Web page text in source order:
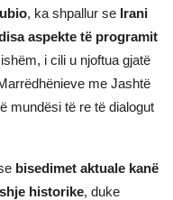
, ka shpallur se Irani
aspekte të programit
i cili u njoftua gjatë
me Jashtë
mundësi të re të dialogut
bisedimet aktuale kanë
historike, duke